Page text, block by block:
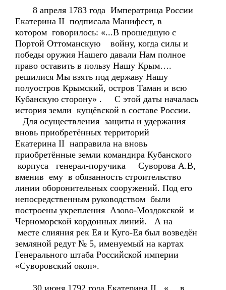
8 апреля 1783 года Императрица России
Екатерина II подписала Манифест, в
котором говорилось: «...В прошедшую с
Портой Оттоманскую войну, когда силы и
победы оружия Нашего давали Нам полное
право оставить в пользу Нашу Крым….
решилися Мы взять под державу Нашу
полуостров Крымский, остров Таман и всю
Кубанскую сторону» . С этой даты началась
история земли кущёвской в составе России.
Для осуществления защиты и удержания
вновь приобретённых территорий
Екатерина II направила на вновь
приобретённые земли командира Кубанского
корпуса генерал-поручика Суворова А.В,
вменив ему в обязанность строительство
линии оборонительных сооружений. Под его
непосредственным руководством были
построены укрепления Азово-Моздокской и
Черноморской кордонных линий. А на
месте слияния рек Ея и Куго-Ея был возведён
земляной редут № 5, именуемый на картах
Генерального штаба Российской империи
«Суворовский окоп».
30 июня 1792 года Екатерина II «… в